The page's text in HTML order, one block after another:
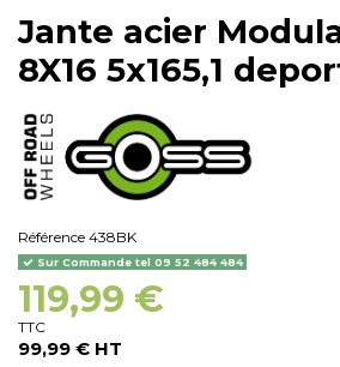
Jante acier
8X16 5x165,1
Référence 438BK
Sur Commande tel 09 52 484 484
119,99 €
TTC
99,99 € HT